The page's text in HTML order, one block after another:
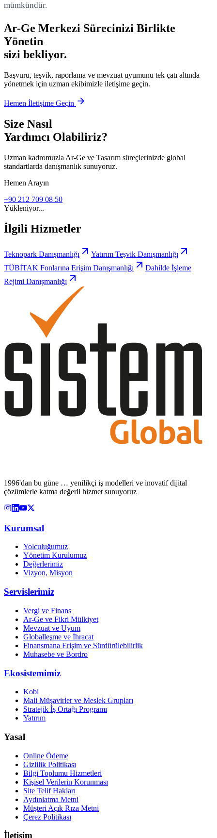
mümkündür.
Ar-Ge Merkezi Sürecinizi Birlikte
Yönetin
sizi bekliyor.
Başvuru, teşvik, raporlama ve mevzuat uyumunu tek çatı altında
yönetmek için uzman ekibimizle iletişime geçin.
Hemen İletişime Geçin
Size Nasıl
Yardımcı Olabiliriz?
Uzman kadromuzla Ar-Ge ve Tasarım süreçlerinizde global
standartlarda danışmanlık sunuyoruz.
Hemen Arayın
+90 212 709 08 50
Yükleniyor...
İlgili Hizmetler
Teknopark Danışmanlığı
Yatırım Teşvik Danışmanlığı
TÜBİTAK Fonlarına Erişim Danışmanlığı
Dahilde İşleme
Rejimi Danışmanlığı
1996'dan bu güne … yenilikçi iş modelleri ve inovatif dijital
çözümlerle katma değerli hizmet sunuyoruz
Kurumsal
Yolculuğumuz
Yönetim Kurulumuz
Değerlerimiz
Vizyon, Misyon
Servislerimiz
Vergi ve Finans
Ar-Ge ve Fikri Mülkiyet
Mevzuat ve Uyum
Globalleşme ve İhracat
Finansmana Erişim ve Sürdürülebilirlik
Muhasebe ve Bordro
Ekosistemimiz
Kobi
Mali Müşavirler ve Meslek Grupları
Stratejik İş Ortağı Programı
Yatırım
Yasal
Online Ödeme
Gizlilik Politikası
Bilgi Toplumu Hizmetleri
Kişisel Verilerin Korunması
Site Telif Hakları
Aydınlatma Metni
Müşteri Açık Rıza Metni
Çerez Politikası
İletişim